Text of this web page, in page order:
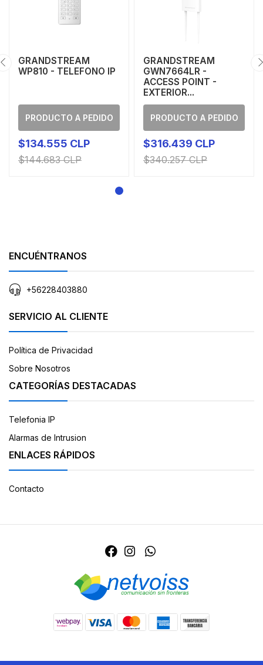
GRANDSTREAM
WP810 - TELEFONO IP
PRODUCTO A PEDIDO
$134.555 CLP
$144.683 CLP
GRANDSTREAM
GWN7664LR -
ACCESS POINT -
EXTERIOR...
PRODUCTO A PEDIDO
$316.439 CLP
$340.257 CLP
ENCUÉNTRANOS
+56228403880
SERVICIO AL CLIENTE
Política de Privacidad
Sobre Nosotros
CATEGORÍAS DESTACADAS
Telefonia IP
Alarmas de Intrusion
ENLACES RÁPIDOS
Contacto